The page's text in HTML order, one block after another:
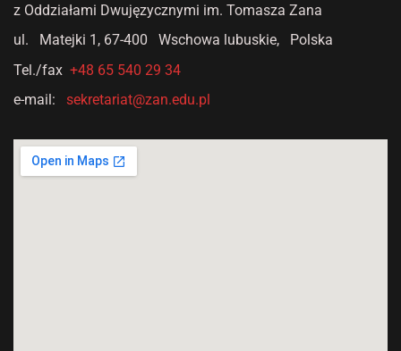
z Oddziałami Dwujęzycznymi im. Tomasza Zana
ul. Matejki 1, 67-400 Wschowa lubuskie, Polska
Tel./fax +48 65 540 29 34
e-mail: sekretariat@zan.edu.pl